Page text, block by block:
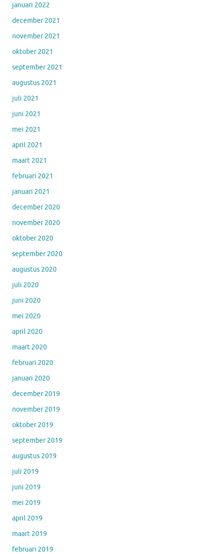
januari 2022
december 2021
november 2021
oktober 2021
september 2021
augustus 2021
juli 2021
juni 2021
mei 2021
april 2021
maart 2021
februari 2021
januari 2021
december 2020
november 2020
oktober 2020
september 2020
augustus 2020
juli 2020
juni 2020
mei 2020
april 2020
maart 2020
februari 2020
januari 2020
december 2019
november 2019
oktober 2019
september 2019
augustus 2019
juli 2019
juni 2019
mei 2019
april 2019
maart 2019
februari 2019